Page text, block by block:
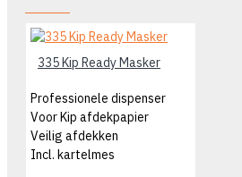
335 Kip Ready Masker
Professionele dispenser
Voor Kip afdekpapier
Veilig afdekken
Incl. kartelmes